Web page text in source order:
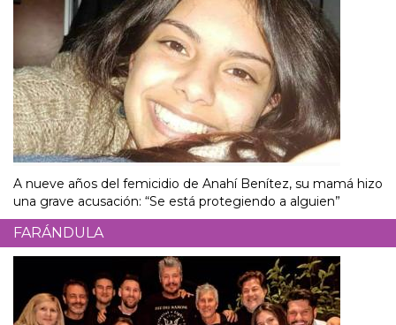
A nueve años del femicidio de Anahí Benítez, su mamá hizo
una grave acusación: “Se está protegiendo a alguien”
FARÁNDULA